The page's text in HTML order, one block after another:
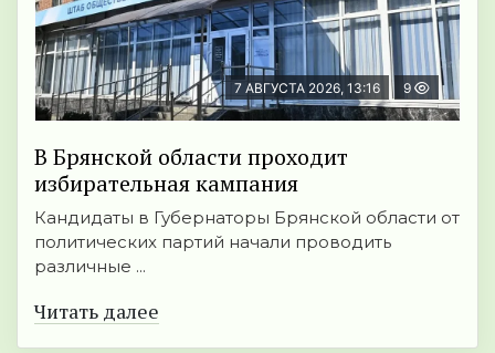
7 АВГУСТА 2026, 13:16 9
В Брянской области проходит
избирательная кампания
Кандидаты в Губернаторы Брянской области от
политических партий начали проводить
различные ...
Читать далее